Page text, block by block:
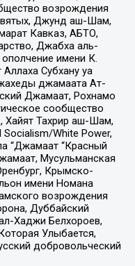
возрождения
Джунд аш-Шам,
Кавказ, АБТО,
Джабха аль-
имени К.
Субхану уа
джамаата Ат-
Джамаат, Рохнамо
сообщество
Хайят Тахрир аш-Шам,
White Power,
“Джамаат “Красный
Мусульманская
Крымско-
имени Номана
возрождения
Дуббайский
Хаджи Белхороев,
Улыбается,
добровольческий